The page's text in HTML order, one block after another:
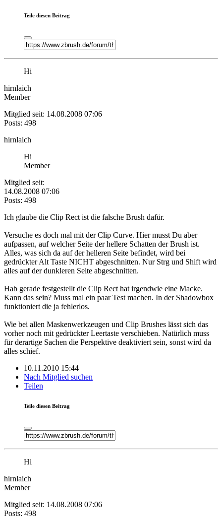
Teile diesen Beitrag
Hi
hirnlaich
Member
Mitglied seit: 14.08.2008 07:06
Posts: 498
hirnlaich
Hi
Member
Mitglied seit:
14.08.2008 07:06
Posts: 498
Ich glaube die Clip Rect ist die falsche Brush dafür.
Versuche es doch mal mit der Clip Curve. Hier musst Du aber
aufpassen, auf welcher Seite der hellere Schatten der Brush ist.
Alles, was sich da auf der helleren Seite befindet, wird bei
gedrückter Alt Taste NICHT abgeschnitten. Nur Strg und Shift wird
alles auf der dunkleren Seite abgeschnitten.
Hab gerade festgestellt die Clip Rect hat irgendwie eine Macke.
Kann das sein? Muss mal ein paar Test machen. In der Shadowbox
funktioniert die ja fehlerlos.
Wie bei allen Maskenwerkzeugen und Clip Brushes lässt sich das
vorher noch mit gedrückter Leertaste verschieben. Natürlich muss
für derartige Sachen die Perspektive deaktiviert sein, sonst wird da
alles schief.
10.11.2010 15:44
Nach Mitglied suchen
Teilen
Teile diesen Beitrag
Hi
hirnlaich
Member
Mitglied seit: 14.08.2008 07:06
Posts: 498